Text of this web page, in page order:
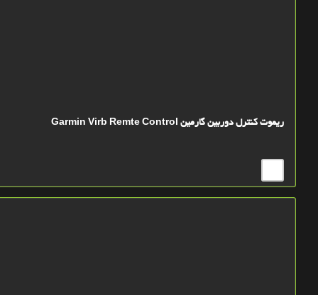
ریموت کنترل دوربین گارمین Garmin Virb Remte Control